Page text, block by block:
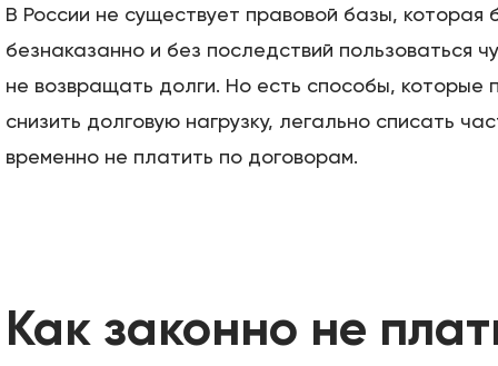
В России не существует правовой базы, которая
безнаказанно и без последствий пользоваться
не возвращать долги. Но есть способы, которые
снизить долговую нагрузку, легально списать
временно не платить по договорам.
Как законно не